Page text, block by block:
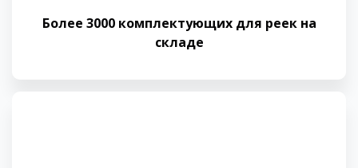
Более 3000 комплектующих для реек на
складе